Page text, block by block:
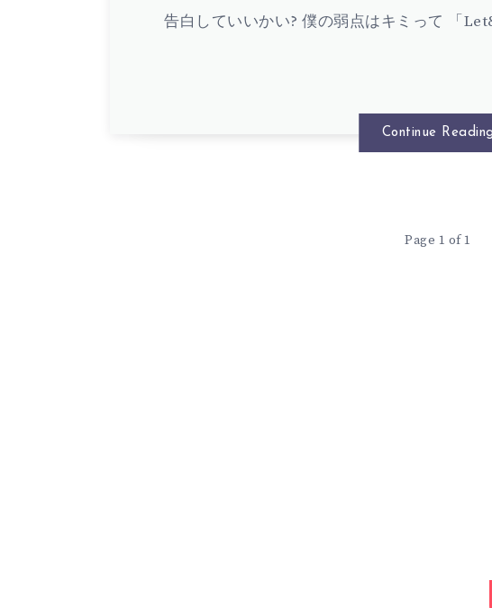
–
告白していいかい? 僕の弱点はキミって 「
Continue Reading
Page 1 of 1